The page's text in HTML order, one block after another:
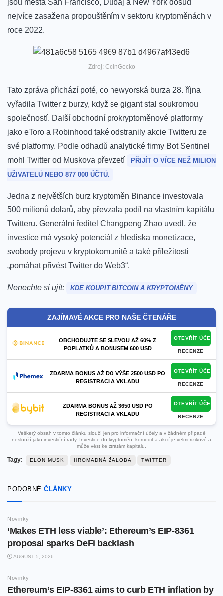
jsou města San Francisco, Dubaj a New York dosud
nejvíce zasažena propouštěním v sektoru kryptoměnách v
roce 2022.
Zdroj: CoinGecko
Tato zpráva přichází poté, co newyorská burza 28. října
vyřadila Twitter z burzy, když se gigant stal soukromou
společností. Další obchodní prokryptoměnové platformy
jako eToro a Robinhood také odstranily akcie Twitteru ze
své platformy. Podle odhadů analytické firmy Bot Sentinel
mohl Twitter od Muskova převzetí
PŘIJÍT O VÍCE NEŽ MILION
UŽIVATELŮ NEBO 877 000 ÚČTŮ.
Jedna z největších burz kryptoměn Binance investovala
500 milionů dolarů, aby převzala podíl na vlastním kapitálu
Twitteru. Generální ředitel Changpeng Zhao uvedl, že
investice má vysoký potenciál z hlediska monetizace,
svobody projevu v kryptokomunitě a také příležitosti
„pomáhat přivést Twitter do Web3“.
Nenechte si ujít: KDE KOUPIT BITCOIN A KRYPTOMĚNY
ZAJÍMAVÉ AKCE PRO NAŠE ČTENÁŘE
OBCHODUJTE SE SLEVOU AŽ 60% Z
POPLATKŮ A BONUSEM 600 USD
OTEVŘÍT ÚČET
RECENZE
ZDARMA BONUS AŽ DO VÝŠE 2500 USD PO
REGISTRACI A VKLADU
OTEVŘÍT ÚČET
RECENZE
ZDARMA BONUS AŽ 3650 USD PO
REGISTRACI A VKLADU
OTEVŘÍT ÚČET
RECENZE
Veškerý obsah v tomto článku slouží jen pro informační účely a v žádném případě
neslouží jako investiční rady. Investice do kryptoměn, komodit a akcií je velmi rizikové a
může vést ke ztrátám kapitálu.
Tagy: ELON MUSK HROMADNÁ ŽALOBA TWITTER
PODOBNÉ ČLÁNKY
Novinky
‘Makes ETH less viable’: Ethereum’s EIP-8361
proposal sparks DeFi backlash
AUGUST 5, 2026
Novinky
Ethereum’s EIP-8361 aims to curb ETH inflation by